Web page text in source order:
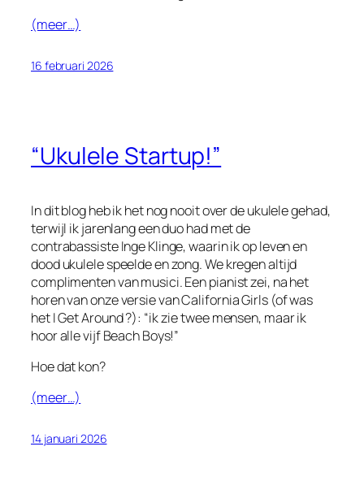
(meer…)
16 februari 2026
“Ukulele Startup!”
In dit blog heb ik het nog nooit over de ukulele gehad,
terwijl ik jarenlang een duo had met de
contrabassiste Inge Klinge, waarin ik op leven en
dood ukulele speelde en zong. We kregen altijd
complimenten van musici. Een pianist zei, na het
horen van onze versie vanCalifornia Girls(of was
hetIGet Around?): “ik zie twee mensen, maar ik
hoor alle vijf Beach Boys!”
Hoe dat kon?
(meer…)
14 januari 2026